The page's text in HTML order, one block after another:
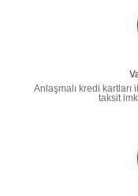
Anlaşmalı kredi kartları
taksit